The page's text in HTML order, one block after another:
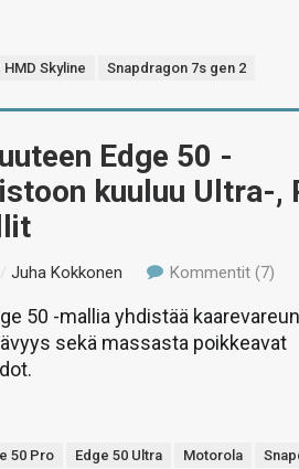
HMD Skyline Snapdragon 7s gen 2
Edge 50 -
kuuluu Ultra-,
/Juha Kokkonen Kommentit (7)
50 -mallia yhdistää
sekä massasta poikkeavat
50 Pro Edge 50 Ultra Motorola